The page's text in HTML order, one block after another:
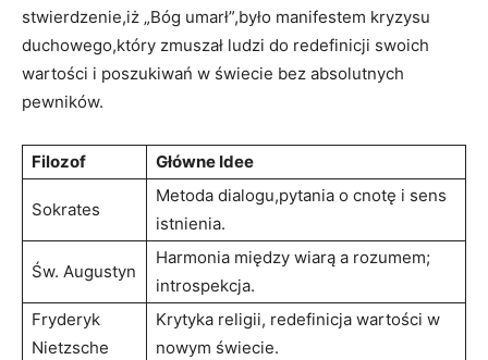
stwierdzenie,iż „Bóg⁢ umarł”,było manifestem kryzysu
duchowego,który zmuszał ludzi do‌ redefinicji‍ swoich
wartości i poszukiwań w ⁤świecie bez⁢ absolutnych
pewników.
Filozof Główne‌ Idee
Sokrates
Metoda dialogu,pytania o cnotę‌ i sens
istnienia.
Św. ​Augustyn
Harmonia między wiarą a rozumem;
introspekcja.
Fryderyk
Nietzsche
Krytyka​ religii, redefinicja wartości w‌
nowym⁣ świecie.